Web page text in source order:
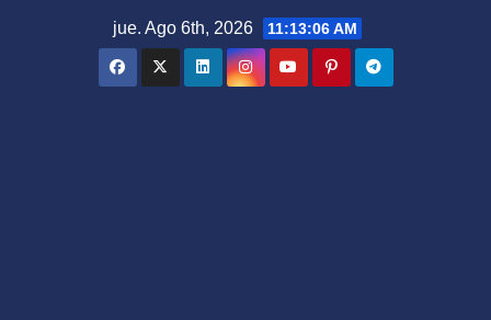
jue. Ago 6th, 2026 11:13:07 AM